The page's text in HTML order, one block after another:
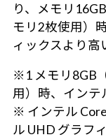
り、メモリ
モリ2枚使用）
ィックスより高
※1 メモリ8GB
用）時、インテ
※ インテル
ル UHD グラフ